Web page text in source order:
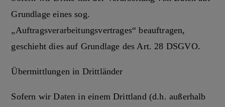
Grundlage eines sog.
„Auftragsverarbeitungsvertrages“ beauftragen,
geschieht dies auf Grundlage des Art. 28 DSGVO.
Übermittlungen in Drittländer
Sofern wir Daten in einem Drittland (d.h. außerhalb